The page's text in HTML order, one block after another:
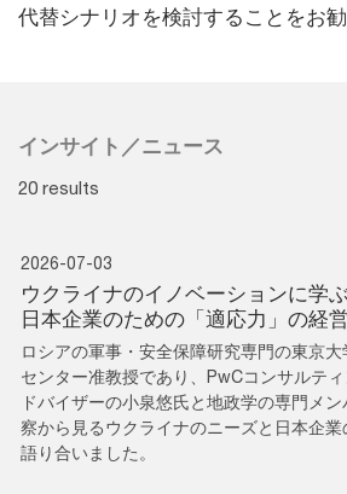
代替シナリオを検討することをお勧
インサイト／ニュース
20 results
2026-07-03
ウクライナのイノベーションに
日本企業のための「適応力」の経
ロシアの軍事・安全保障研究専門の東京
センター准教授であり、PwCコンサルテ
ドバイザーの小泉悠氏と地政学の専門メ
察から見るウクライナのニーズと日本企
語り合いました。